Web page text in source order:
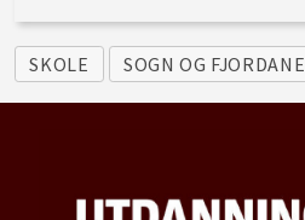
SKOLE SOGN OG FJORDANE